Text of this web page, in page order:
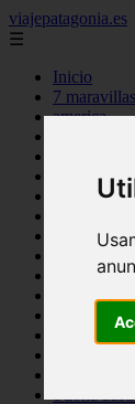
viajepatagonia.es
☰
Inicio
7
america
c buenos
c cordoba
c
c neuquen
c provincias
c rio negro